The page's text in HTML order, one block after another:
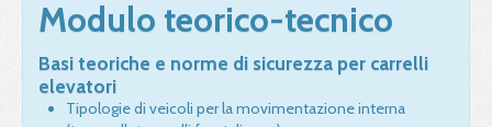
Modulo teorico-tecnico
Basi teoriche e norme di sicurezza per carrelli
elevatori
Tipologie di veicoli per la movimentazione interna